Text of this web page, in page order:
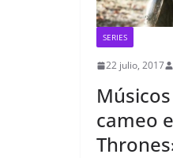
SERIES
22 julio, 2017
cameo